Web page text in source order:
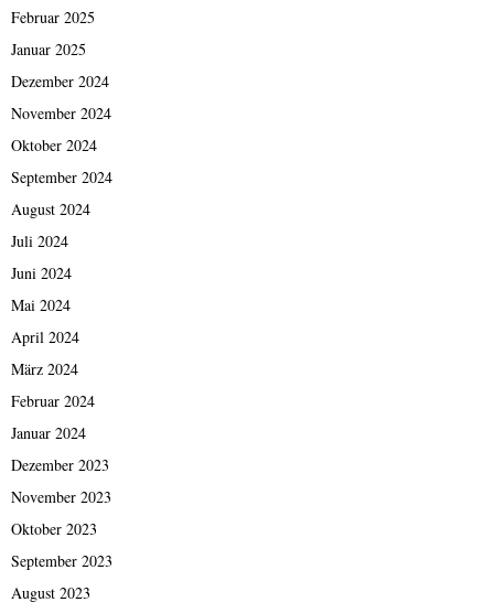
Februar 2025
Januar 2025
Dezember 2024
November 2024
Oktober 2024
September 2024
August 2024
Juli 2024
Juni 2024
Mai 2024
April 2024
März 2024
Februar 2024
Januar 2024
Dezember 2023
November 2023
Oktober 2023
September 2023
August 2023